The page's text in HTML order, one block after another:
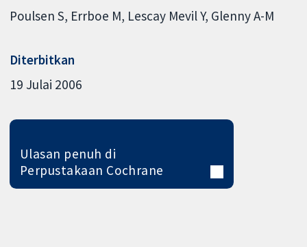
Poulsen S Errboe M Lescay Mevil Y Glenny A-M
Diterbitkan
19 Julai 2006
Ulasan penuh di
Perpustakaan Cochrane